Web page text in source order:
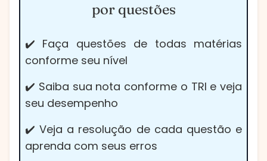
por questões
✔️ Faça questões de todas matérias
conforme seu nível
✔️ Saiba sua nota conforme o TRI e veja
seu desempenho
✔️ Veja a resolução de cada questão e
aprenda com seus erros